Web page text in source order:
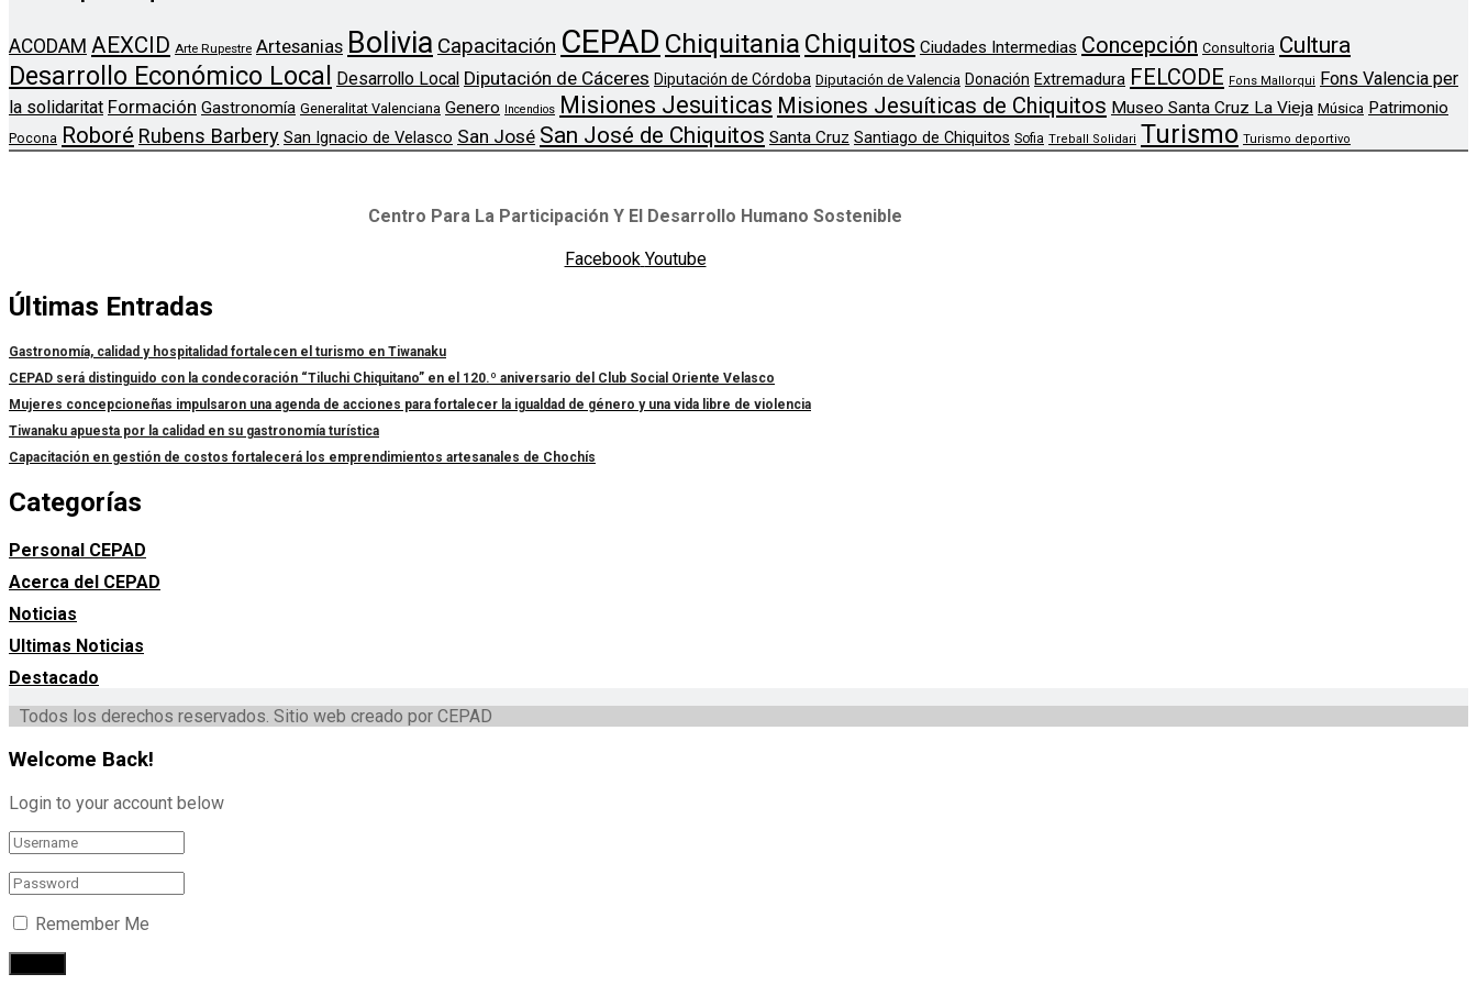
ACODAM AEXCID Arte Rupestre Artesanias Bolivia Capacitación CEPAD Chiquitania Chiquitos Ciudades Intermedias Concepción Consultoria Cultura
Desarrollo Económico Local Desarrollo Local Diputación de Cáceres Diputación de Córdoba Diputación de Valencia Donación Extremadura FELCODE Fons Mallorqui
Fons Valencia per
la solidaritat Formación Gastronomía Generalitat Valenciana Genero Incendios Misiones Jesuiticas Misiones Jesuíticas de Chiquitos Museo Santa Cruz La Vieja Música Patrimonio
Pocona Roboré Rubens Barbery San Ignacio de Velasco San José San José de Chiquitos Santa Cruz Santiago de Chiquitos Sofia Treball Solidari Turismo Turismo deportivo
Centro Para La Participación Y El Desarrollo Humano Sostenible
Facebook Youtube
Últimas Entradas
Gastronomía, calidad y hospitalidad fortalecen el turismo en Tiwanaku
CEPAD será distinguido con la condecoración “Tiluchi Chiquitano” en el 120.º aniversario del Club Social Oriente Velasco
Mujeres concepcioneñas impulsaron una agenda de acciones para fortalecer la igualdad de género y una vida libre de violencia
Tiwanaku apuesta por la calidad en su gastronomía turística
Capacitación en gestión de costos fortalecerá los emprendimientos artesanales de Chochís
Categorías
Personal CEPAD
Acerca del CEPAD
Noticias
Ultimas Noticias
Destacado
Todos los derechos reservados. Sitio web creado por CEPAD
Welcome Back!
Login to your account below
Remember Me